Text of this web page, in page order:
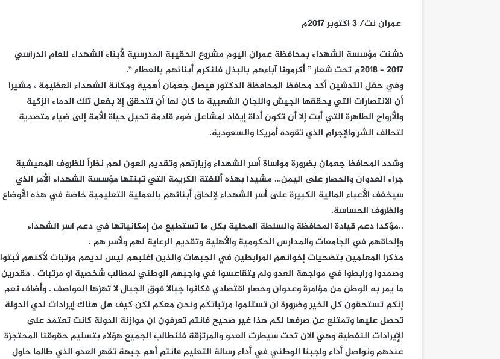
عمران نت/ 3 اكتوبر 2017م
دشنت مؤسسة الشهداء بمحافظة عمران اليوم مشروع الحقيبة المدرسية لأبناء الشهداء للعام الدراسي
2017 – 2018م تحت شعار ” أكرمونا آباءهم بالبذل فلنكرم أبنائهم بالعطاء “.
وفي حفل التدشين أكد محافظ المحافظة الدكتور فيصل جعمان أهمية ومكانة الشهداء العظيمة ، مشيرا
أن الانتصارات التي يحققها الجيش واللجان الشعبية ما كان لها أن تتحقق إلا بفعل تلك الدماء الزكية
والأرواح الطاهرة التي أبت إلا أن تكون أداة إيفاد لمشاعل ضوء قادمة تحيل حياة الأمة إلى ضياء متصدية
لتحالف الشر والإجرام الذي تقوده أمريكا والسعودية.
وشدد المحافظ جعمان بضرورة مواساة أسر الشهداء وزيارتهم وتقديم العون لهم نظراً للظروف المعيشية
جراء العدوان والحصار على اليمن… مشيدا بهذه أللفتة الكريمة التي تبنتها مؤسسة الشهداء الأمر الذي
سيخفف الأعباء المالية الكبيرة على أسر الشهداء لإلحاق أبنائهم بالعملية التعليمية خاصة في هذه الأوضاع
والظروف الحساسة.
..مؤكدا دعم قيادة المحافظة والسلطة المحلية بكل ما تستطيع من إمكانياتها في دعم اسر الشهداء
وإلحاقهم في الجامعات والمدارس الحكومية والأهلية وتقديم الرعاية لهم ولأسر هم .
مذكرا المعلمين بتضحيات إخوانهم المرابطين في الجبهات والذين اغلبهم ليس لديهم مرتبات لأكنهم ثبتوا
وصمدوا ورابطوا في مواجهة العدو ولم يتقاعسوا في واجبهم الوطني لمطالب شخصية او مرتبات . مقدرين
ما يمر به الوطن من مؤامرة وعدوان وحصار اقتصادي فكانوا جبالا فوق الجبال لا تهزها العواصف . وأضاف نعم
إنكم تستحقون كل الخير وضرورة ان تستلموا مرتباتكم ونحن معكم لكن كيف هل هناك إيرادات لدي الدولة
تحصل عليها وتمتنع عن صرفها لكم هذا غير صحيح فانتم تعرفون ان موازنة الدولة كانت تعتمد على
الإيرادات النفطية وهي الان تحت سيطرت العدو والمرتزقة فلنطالب الجميع هؤلاء بتسليم حقوقنا المحتجزة
عندهم ونواصل أداء واجبنا الوطني في أداء رسالة التعليم فانتم أهم جبهة تقهر العدو الذي طالما حاول